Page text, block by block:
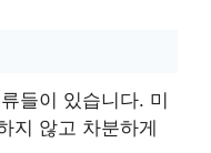
들이 있습니다. 미
지 않고 차분하게